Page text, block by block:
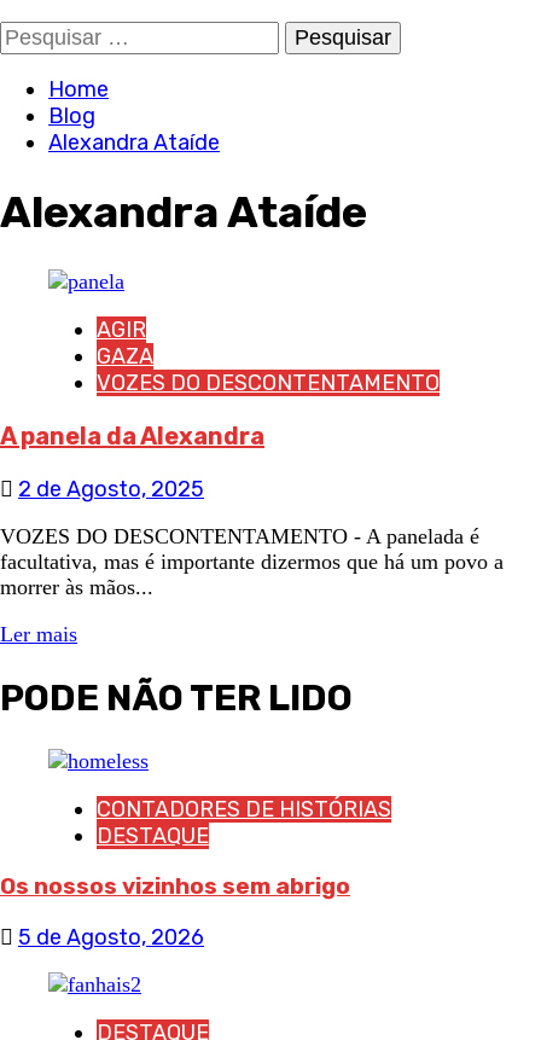
Pesquisar
por:
Home
Blog
Alexandra Ataíde
Alexandra Ataíde
AGIR
GAZA
VOZES DO DESCONTENTAMENTO
A panela da Alexandra
2 de Agosto, 2025
VOZES DO DESCONTENTAMENTO - A panelada é
facultativa, mas é importante dizermos que há um povo a
morrer às mãos...
Ler mais
PODE NÃO TER LIDO
CONTADORES DE HISTÓRIAS
DESTAQUE
Os nossos vizinhos sem abrigo
5 de Agosto, 2026
DESTAQUE